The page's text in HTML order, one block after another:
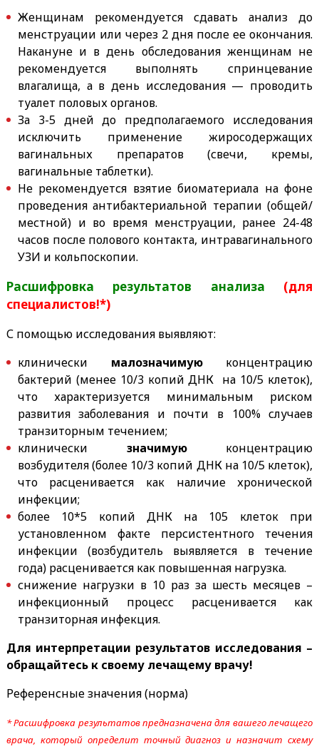
Женщинам рекомендуется сдавать анализ до
менструации или через 2 дня после ее окончания.
Накануне и в день обследования женщинам не
рекомендуется выполнять спринцевание
влагалища, а в день исследования — проводить
туалет половых органов.
За 3-5 дней до предполагаемого исследования
исключить применение жиросодержащих
вагинальных препаратов (свечи, кремы,
вагинальные таблетки).
Не рекомендуется взятие биоматериала на фоне
проведения антибактериальной терапии (общей/
местной) и во время менструации, ранее 24-48
часов после полового контакта, интравагинального
УЗИ и кольпоскопии.
Расшифровка результатов анализа (для
специалистов!*)
С помощью исследования выявляют:
клинически
малозначимую
концентрацию
бактерий (менее 10/3 копий ДНК на 10/5 клеток),
что характеризуется минимальным риском
развития заболевания и почти в 100% случаев
транзиторным течением;
клинически
значимую
концентрацию
возбудителя (более 10/3 копий ДНК на 10/5 клеток),
что расценивается как наличие хронической
инфекции;
более 10*5 копий ДНК на 105 клеток при
установленном факте персистентного течения
инфекции (возбудитель выявляется в течение
года) расценивается как повышенная нагрузка.
снижение нагрузки в 10 раз за шесть месяцев –
инфекционный процесс расценивается как
транзиторная инфекция.
Для интерпретации результатов исследования –
обращайтесь к своему лечащему врачу!
Референсные значения (норма)
* Расшифровка результатов предназначена для вашего лечащего
врача, который определит точный диагноз и назначит схему